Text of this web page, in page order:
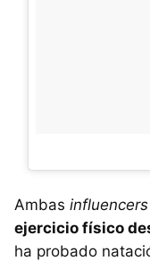
Ambas influencers
ejercicio físico
ha probado